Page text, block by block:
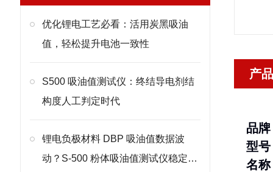
优化锂电工艺必看：活用炭黑吸油
值，轻松提升电池一致性
S500 吸油值测试仪：终结导电剂结
构度人工判定时代
锂电负极材料 DBP 吸油值数据波
动？S-500 粉体吸油值测试仪稳定质
产
品
型
名